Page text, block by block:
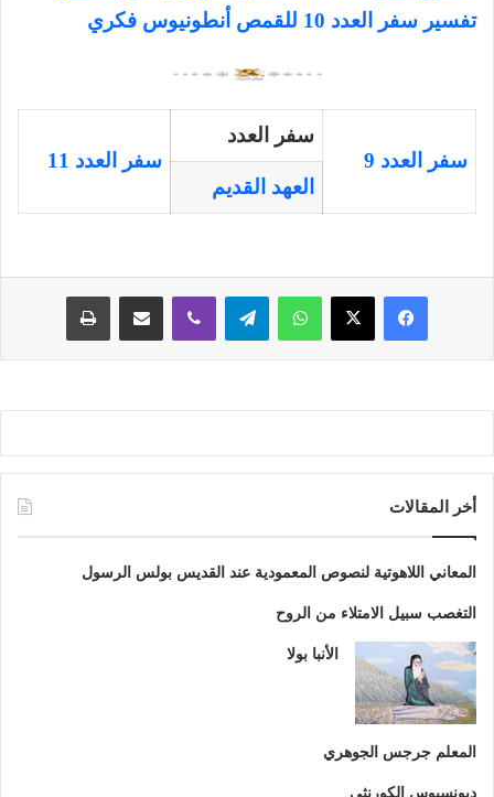
تفسير سفر العدد 10 للقمص أنطونيوس فكري
سفر العدد 9
سفر العدد
سفر العدد 11
العهد القديم
فيسبوك ‫X واتساب تيلقرام ڤايبر
أخر المقالات
المعاني اللاهوتية لنصوص المعمودية عند القديس بولس الرسول
التغصب سبيل الامتلاء من الروح
الأنبا بولا
المعلم جرجس الجوهري
ديونسيوس الكورنثي